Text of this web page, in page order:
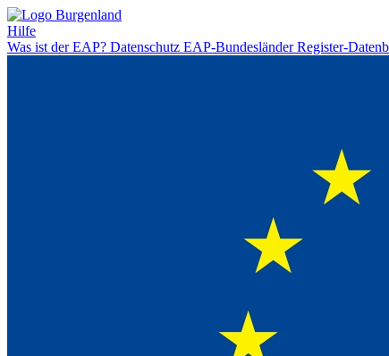
Hilfe
Was ist der EAP? Datenschutz EAP-BundesländerRegister-